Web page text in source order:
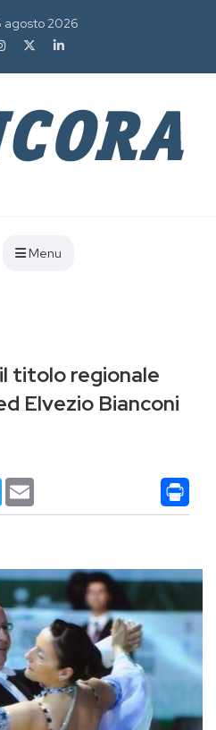
agosto 2026
Menu
titolo regionale
Elvezio Bianconi
Telegram